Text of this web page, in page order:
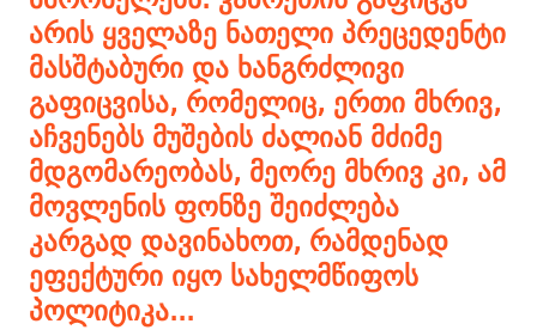
არის ყველაზე ნათელი პრეცედენტი
მასშტაბური და ხანგრძლივი
გაფიცვისა, რომელიც, ერთი მხრივ,
აჩვენებს მუშების ძალიან მძიმე
მდგომარეობას, მეორე მხრივ კი, ამ
მოვლენის ფონზე შეიძლება
კარგად დავინახოთ, რამდენად
ეფექტური იყო სახელმწიფოს
პოლიტიკა...